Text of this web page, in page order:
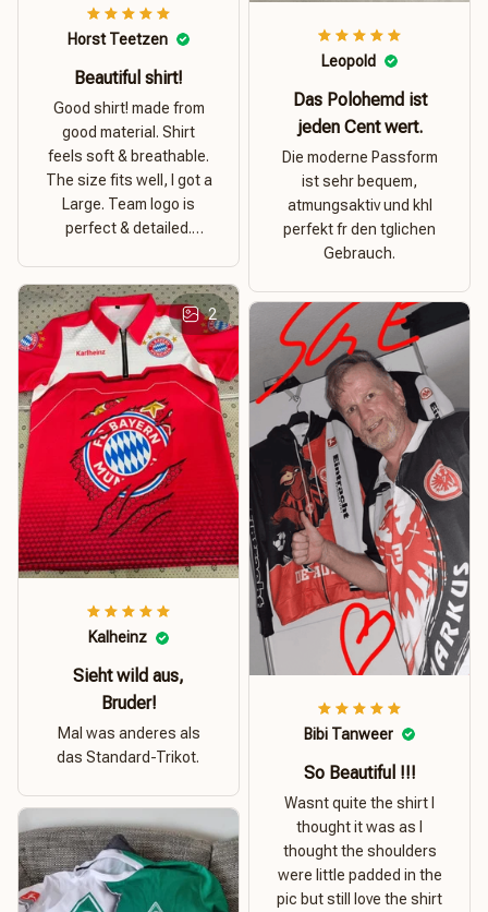
Horst Teetzen
Beautiful shirt!
Good shirt! made from
good material. Shirt
feels soft & breathable.
The size fits well, I got a
Large. Team logo is
perfect & detailed.
Leopold
Das Polohemd ist
jeden Cent wert.
Die moderne Passform
ist sehr bequem,
atmungsaktiv und khl
perfekt fr den tglichen
Gebrauch.
2
Kalheinz
Sieht wild aus,
Bruder!
Mal was anderes als
das Standard-Trikot.
Bibi Tanweer
So Beautiful !!!
Wasnt quite the shirt I
thought it was as I
thought the shoulders
were little padded in the
pic but still love the shirt